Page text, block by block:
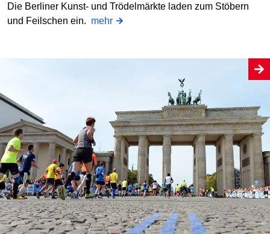
Die Berliner Kunst- und Trödelmärkte laden zum Stöbern
und Feilschen ein. mehr